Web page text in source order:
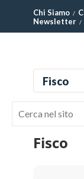
Chi Siamo
Newsletter
Fisco